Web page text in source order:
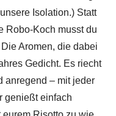
Isolation.) Statt
Robo-Koch musst du
Aromen, die dabei
Gedicht. Es riecht
anregend – mit jeder
genießt einfach